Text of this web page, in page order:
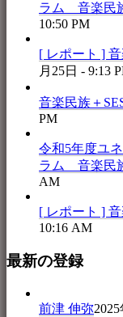
ラム 音楽民
10:50 PM
[ レポート ] 音
月25日 - 9:13
音楽民族＋
PM
令和5年度ユ
ラム 音楽民
AM
[ レポート ] 音
10:16 AM
最新の登録
前津 伸弥